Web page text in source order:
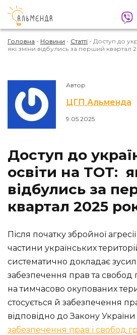
Головна - Новини - Статті - Доступ до
які зміни відбулись за перший квартал
Автор
ЦГП Альменда
9.05.2025
Доступ до
освіти на ТОТ:
відбулись за
квартал 2025
Після початку збройної
частини українських
систематично докладає
забезпечення прав та свобод
на тимчасово окупованих
стосується й забезпечення
відповідно до Закону України
забезпечення прав і свобод